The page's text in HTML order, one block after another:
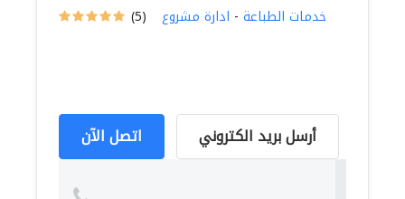
(5) خدمات الطباعة - ادارة مشروع
اتصل الآن أرسل بريد الكتروني